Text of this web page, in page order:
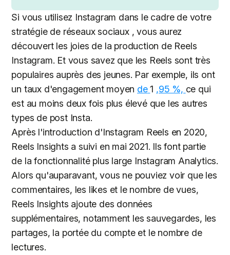
Si vous utilisez Instagram dans le cadre de votre
stratégie de réseaux sociaux , vous aurez
découvert les joies de la production de Reels
Instagram. Et vous savez que les Reels sont très
populaires auprès des jeunes. Par exemple, ils ont
un taux d'engagement moyen de 1 ,95 %, ce qui
est au moins deux fois plus élevé que les autres
types de post Insta.
Après l'introduction d'Instagram Reels en 2020,
Reels Insights a suivi en mai 2021. Ils font partie
de la fonctionnalité plus large Instagram Analytics.
Alors qu'auparavant, vous ne pouviez voir que les
commentaires, les likes et le nombre de vues,
Reels Insights ajoute des données
supplémentaires, notamment les sauvegardes, les
partages, la portée du compte et le nombre de
lectures.